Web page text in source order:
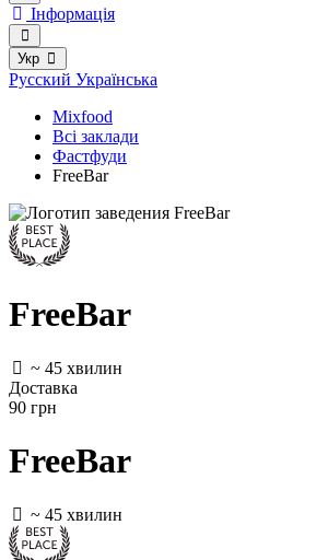
Інформація
Укр
Русский Українська
Mixfood
Всі заклади
Фастфуди
FreeBar
FreeBar
~ 45 хвилин
Доставка
90 грн
FreeBar
~ 45 хвилин